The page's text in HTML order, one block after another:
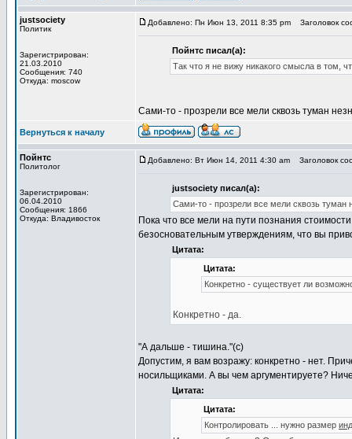
justsociety
Политик
Зарегистрирован:
21.03.2010
Сообщения: 740
Откуда: moscow
Добавлено: Пн Июн 13, 2011 8:35 pm Заголовок
Пойнтс писал(а):
Так что я не вижу никакого смысла в том,
Сами-то - прозрели все мели сквозь туман
Вернуться к началу
Пойнтс
Политолог
Зарегистрирован:
06.04.2010
Сообщения: 1866
Откуда: Владивосток
Добавлено: Вт Июн 14, 2011 4:30 am Заголовок
justsociety писал(а):
Сами-то - прозрели все мели сквозь туман
Пока что все мели на пути познания
безосновательным утверждениям, что вы
Цитата:
Цитата:
Конкретно - существует ли
Конкретно - да.
"А дальше - тишина."(с)
Допустим, я вам возражу: конкретно - нет.
носильщиками. А вы чем аргументируете?
Цитата:
Цитата:
Контролировать ... нужно размер